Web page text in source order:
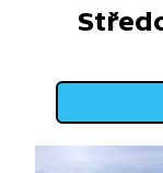
dozvíme